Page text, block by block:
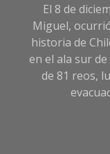
El 8 de
Miguel,
historia de
en el ala sur
de 81 reos,